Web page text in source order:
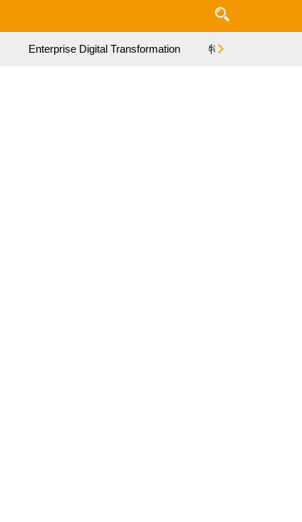
Enterprise Digital Transformation 特集